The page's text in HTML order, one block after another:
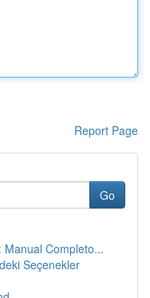
Report Page
Go
Manual Completo...
Seçenekler